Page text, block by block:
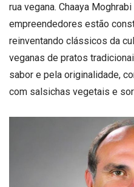
rua vegana. Chaaya
empreendedores estão
reinventando clássicos da
veganas de pratos
sabor e pela originalidade,
com salsichas vegetais e